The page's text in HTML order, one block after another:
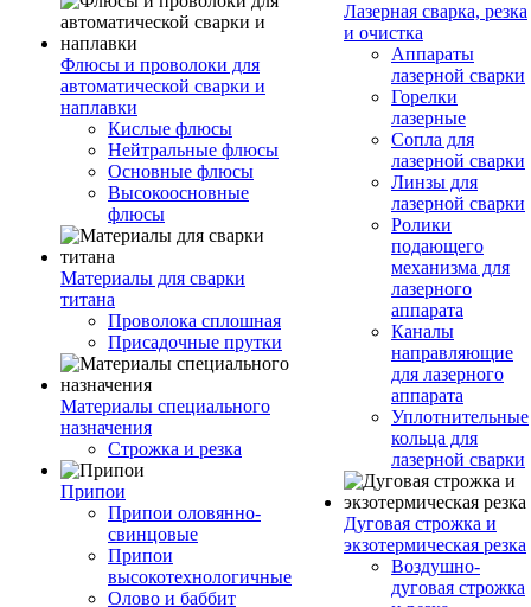
Флюсы и проволоки для
автоматической сварки и
наплавки
Кислые флюсы
Нейтральные флюсы
Основные флюсы
Высокоосновные
флюсы
Материалы для сварки
титана
Проволока сплошная
Присадочные прутки
Материалы специального
назначения
Строжка и резка
Припои
Припои оловянно-
свинцовые
Припои
высокотехнологичные
Олово и баббит
Лазерная сварка, резка
и очистка
Аппараты
лазерной сварки
Горелки
лазерные
Сопла для
лазерной сварки
Линзы для
лазерной сварки
Ролики
подающего
механизма для
лазерного
аппарата
Каналы
направляющие
для лазерного
аппарата
Уплотнительные
кольца для
лазерной сварки
Дуговая строжка и
экзотермическая резка
Воздушно-
дуговая строжка